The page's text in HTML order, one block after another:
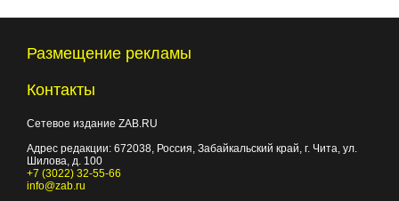
Размещение рекламы
Контакты
Сетевое издание ZAB.RU
Адрес редакции: 672038, Россия, Забайкальский край, г. Чита, ул.
Шилова, д. 100
+7 (3022) 32-55-66
info@zab.ru